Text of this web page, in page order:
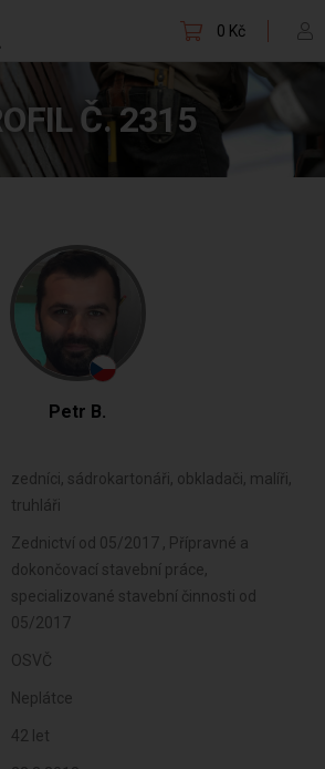
0 Kč
Č. 2315
Petr B.
zedníci, sádrokartonáři, obkladači, malíři,
truhláři
Zednictví od 05/2017 , Přípravné a
dokončovací stavební práce,
specializované stavební činnosti od
05/2017
OSVČ
Neplátce
42 let